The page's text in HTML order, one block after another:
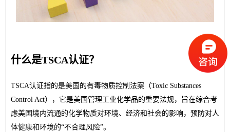
什么是TSCA认证？
TSCA认证指的是美国的有毒物质控制法案（Toxic Substances
Control Act），它是美国管理工业化学品的重要法规，旨在综合考
虑美国境内流通的化学物质对环境、经济和社会的影响，预防对人
体健康和环境的“不合理风险”。